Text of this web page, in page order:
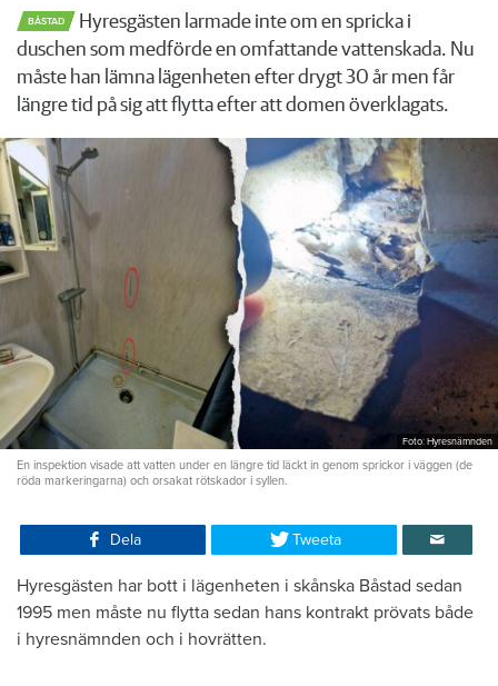
BÅSTAD
Hyresgästen larmade inte om en spricka i
duschen som medförde en omfattande vattenskada. Nu
måste han lämna lägenheten efter drygt 30 år men får
längre tid på sig att flytta efter att domen överklagats.
Foto: Hyresnämnden
En inspektion visade att vatten under en längre tid läckt in genom sprickor i väggen (de
röda markeringarna) och orsakat rötskador i syllen.
Dela Tweeta
Hyresgästen har bott i lägenheten i skånska Båstad sedan
1995 men måste nu flytta sedan hans kontrakt prövats både
i hyresnämnden och i hovrätten.